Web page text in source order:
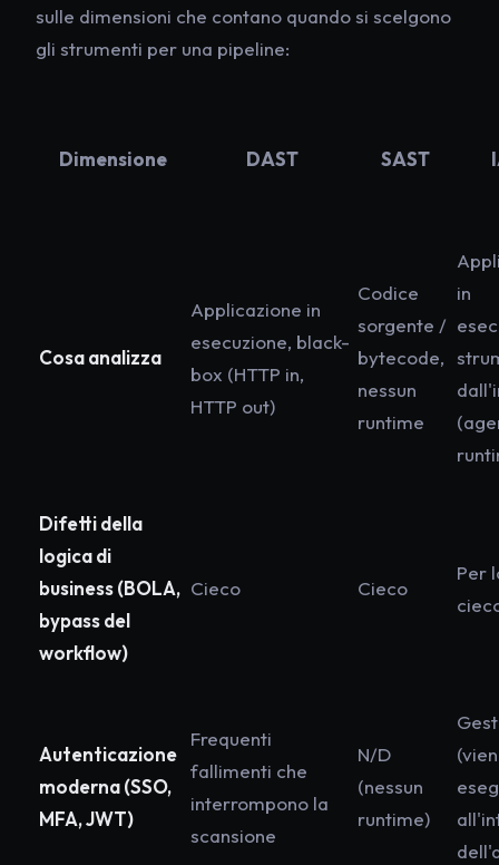
sulle dimensioni che contano quando si scelgono
gli strumenti per una pipeline:
Dimensione DAST SAST
Cosa analizza
Applicazione in
esecuzione, black-
box (HTTP in,
HTTP out)
Codice
sorgente /
bytecode,
nessun
runtime
in
Difetti della
logica di
business (BOLA,
bypass del
workflow)
Cieco Cieco
Per
Autenticazione
moderna (SSO,
MFA, JWT)
Frequenti
fallimenti che
interrompono la
scansione
N/D
(nessun
runtime)